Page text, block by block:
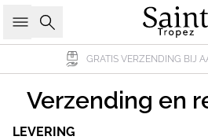
Zoeken
GRATIS VERZENDING BIJ
Verzending en
LEVERING